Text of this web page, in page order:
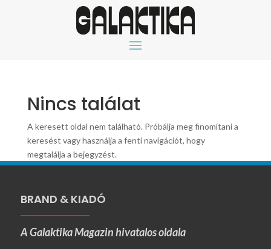
Nincs találat
A keresett oldal nem található. Próbálja meg finomítani a
keresést vagy használja a fenti navigációt, hogy
megtalálja a bejegyzést.
BRAND & KIADÓ
A Galaktika Magazin hivatalos oldala